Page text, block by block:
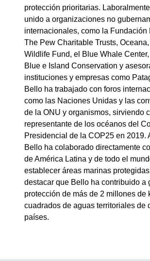
protección prioritarias.
unido a organizaciones no
internacionales, como la Fundación
The Pew Charitable Trusts, Oceana,
Wildlife Fund, el Blue Whale
Blue e Island Conservation y
instituciones y empresas como
Bello ha trabajado con foros
como las Naciones Unidas y las
de la ONU y organismos, sirviendo
representante de los océanos del
Presidencial de la COP25 en 2019.
Bello ha colaborado directamente
de América Latina y de todo el
establecer áreas marinas
destacar que Bello ha contribuido a
protección de más de 2 millones de
cuadrados de aguas territoriales de
países.